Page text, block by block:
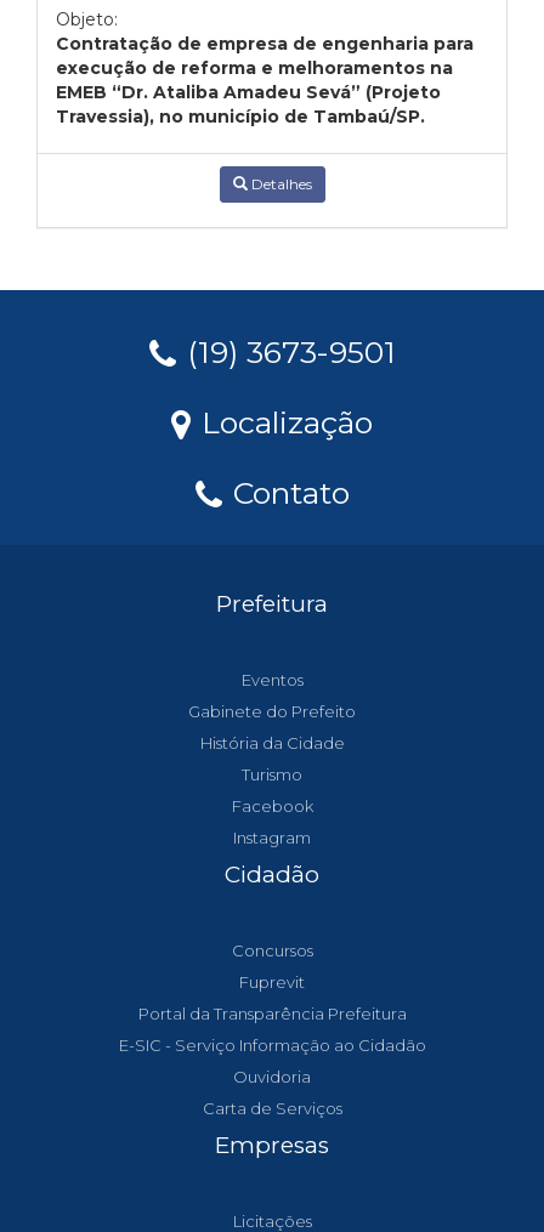
Objeto:
Contratação de empresa de engenharia para
execução de reforma e melhoramentos na
EMEB “Dr. Ataliba Amadeu Sevá” (Projeto
Travessia), no município de Tambaú/SP.
Detalhes
(19) 3673-9501
Localização
Contato
Prefeitura
Eventos
Gabinete do Prefeito
História da Cidade
Turismo
Facebook
Instagram
Cidadão
Concursos
Fuprevit
Portal da Transparência Prefeitura
E-SIC - Serviço Informação ao Cidadão
Ouvidoria
Carta de Serviços
Empresas
Licitações